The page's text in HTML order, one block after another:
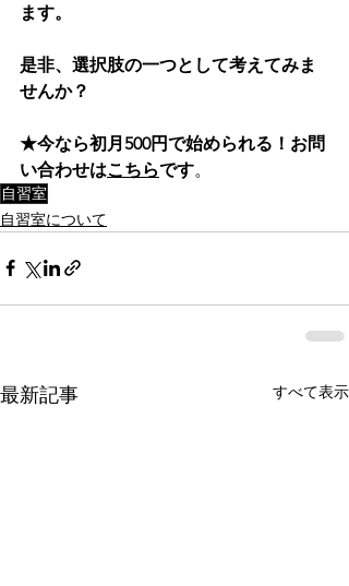
ます。
是非、選択肢の一つとして考えてみま
せんか？
★今なら初月500円で始められる！お問
い合わせはこちらです。
自習室
自習室について
最新記事 すべて表示